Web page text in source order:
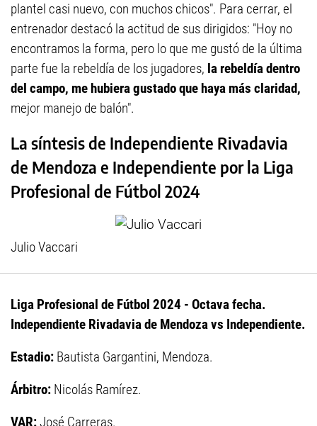
plantel casi nuevo, con muchos chicos". Para cerrar, el
entrenador destacó la actitud de sus dirigidos: "Hoy no
encontramos la forma, pero lo que me gustó de la última
parte fue la rebeldía de los jugadores, la rebeldía dentro
del campo, me hubiera gustado que haya más claridad,
mejor manejo de balón".
La síntesis de Independiente Rivadavia
de Mendoza e Independiente por la Liga
Profesional de Fútbol 2024
Julio Vaccari
Liga Profesional de Fútbol 2024 - Octava fecha.
Independiente Rivadavia de Mendoza vs Independiente.
Estadio: Bautista Gargantini, Mendoza.
Árbitro: Nicolás Ramírez.
VAR:José Carreras.